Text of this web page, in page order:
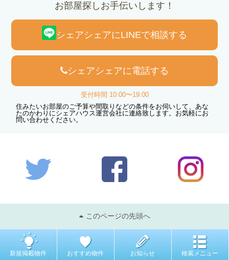
お部屋探しお手伝いします！
シェアシェアにLINEで相談する
シェアシェアに電話する
受付時間 10:00〜19:00
住みたいお部屋のご予算や間取りなどの条件をお伺いして、あな
たのかわりにシェアハウス運営会社に連絡致します。お気軽にお
問い合わせください。
このページの先頭へ
新規掲載物件 おすすめ物件 お知らせ 検索メニュー